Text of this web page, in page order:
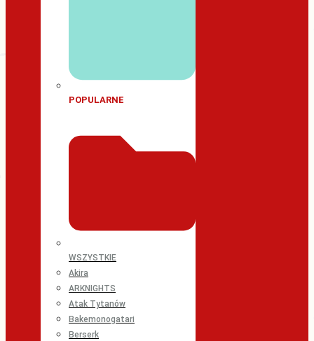
POPULARNE
WSZYSTKIE
Akira
ARKNIGHTS
Atak Tytanów
Bakemonogatari
Berserk